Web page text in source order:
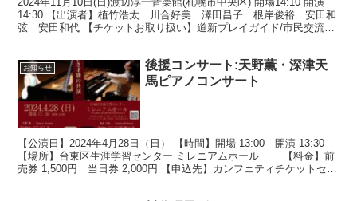
14:30 【出演者】植竹浩太 川合好美 澤田昌子 根岸俊裕 安田和
弦 安田和代 【チケットお取り扱い】道新プレイガイド/市民交流プ
お知らせ
後援コンサート:天野薫・深津天
馬ピアノコンサート
【公演日】2024年4月28日（日） 【時間】開場 13:00 開演 13:30
【場所】台東区生涯学習センター ミレニアムホール 【料金】前
売券 1,500円 当日券 2,000円 【申込先】カンフェティチケットセン